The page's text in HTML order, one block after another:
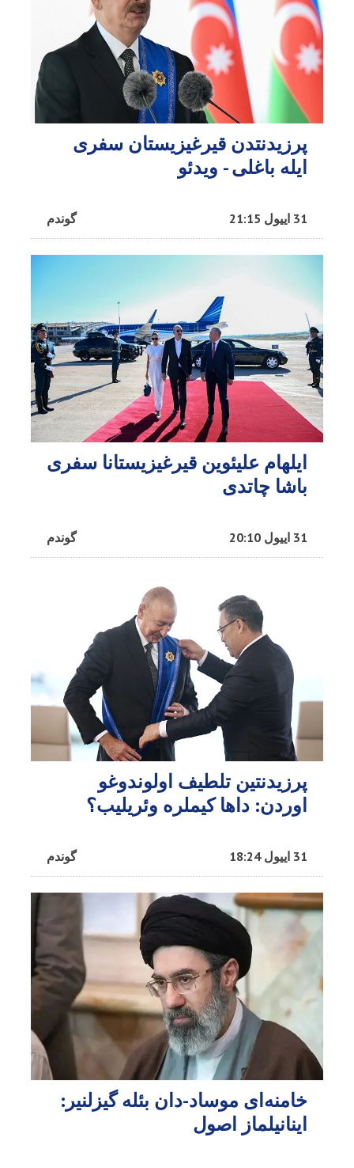
پرزیدنتدن قیرغیزیستان سفری
ایله باغلی - ویدئو
گوندم 31 اییول 21:15
ایلهام علیئوین قیرغیزیستانا سفری
باشا چاتدی
گوندم 31 اییول 20:10
پرزیدنتین تلطیف اولوندوغو
اوردن: داها کیملره وئریلیب؟
گوندم 31 اییول 18:24
خامنه‌ای موساد-دان بئله گیزلنیر:
اینانیلماز اصول